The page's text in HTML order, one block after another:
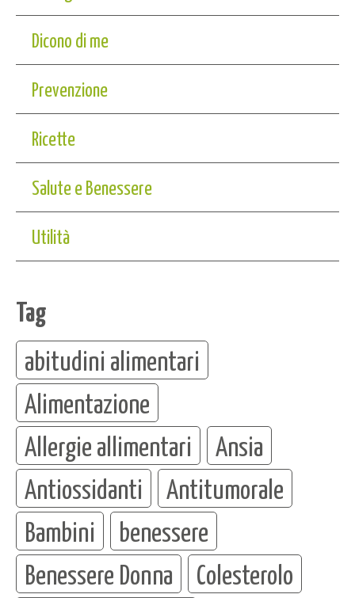
Dicono di me
Prevenzione
Ricette
Salute e Benessere
Utilità
Tag
abitudini alimentari
Alimentazione
Allergie allimentari
Ansia
Antiossidanti
Antitumorale
Bambini
benessere
Benessere Donna
Colesterolo